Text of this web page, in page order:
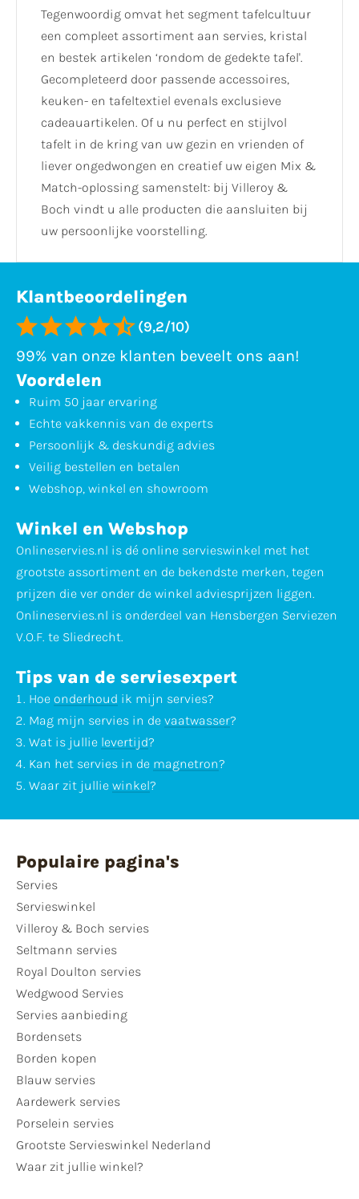
Tegenwoordig omvat het segment tafelcultuur
een compleet assortiment aan servies, kristal
en bestek artikelen ‘rondom de gedekte tafel'.
Gecompleteerd door passende accessoires,
keuken- en tafeltextiel evenals exclusieve
cadeauartikelen. Of u nu perfect en stijlvol
tafelt in de kring van uw gezin en vrienden of
liever ongedwongen en creatief uw eigen Mix &
Match-oplossing samenstelt: bij Villeroy &
Boch vindt u alle producten die aansluiten bij
uw persoonlijke voorstelling.
Klantbeoordelingen
(9,2/10)
99% van onze klanten beveelt ons aan!
Voordelen
Ruim 50 jaar ervaring
Echte vakkennis van de experts
Persoonlijk & deskundig advies
Veilig bestellen en betalen
Webshop, winkel en showroom
Winkel en Webshop
Onlineservies.nl is dé online servieswinkel met het
grootste assortiment en de bekendste merken, tegen
prijzen die ver onder de winkel adviesprijzen liggen.
Onlineservies.nl is onderdeel van Hensbergen Serviezen
V.O.F. te Sliedrecht.
Tips van de serviesexpert
Hoe onderhoud ik mijn servies?
Mag mijn servies in de vaatwasser?
Wat is jullie levertijd?
Kan het servies in de magnetron?
Waar zit jullie winkel?
Populaire pagina's
Servies
Servieswinkel
Villeroy & Boch servies
Seltmann servies
Royal Doulton servies
Wedgwood Servies
Servies aanbieding
Bordensets
Borden kopen
Blauw servies
Aardewerk servies
Porselein servies
Grootste Servieswinkel Nederland
Waar zit jullie winkel?